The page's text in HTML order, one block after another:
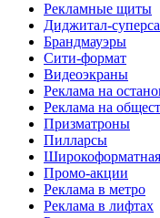
Рекламные щиты
Диджитал-
Брандмауэры
Сити-формат
Видеоэкраны
Реклама на
Реклама на
Призматроны
Пилларсы
Широкоформатная
Промо-акции
Реклама в метро
Реклама в лифтах